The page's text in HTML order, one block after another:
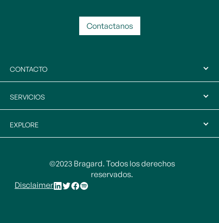
Contactanos
CONTACTO
SERVICIOS
EXPLORE
©2023 Bragard. Todos los derechos
reservados.
Disclaimer